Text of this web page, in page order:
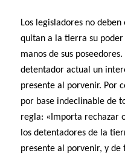
Los legisladores no
quitan a la tierra su
manos de sus
detentador actual un
presente al porvenir. Por
por base indeclinable de
regla: «Importa rechazar
los detentadores de la
presente al porvenir, y